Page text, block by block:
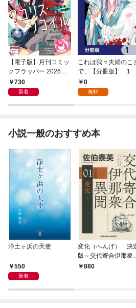
【電子版】月刊コミッ
クフラッパー 2026年9
月号730
新着
これは我々夫婦のこ
で、【分冊版】 1
0
無料
小説一般のおすすめ本
浄土ヶ浜の天使
550
新着
変化（へんげ） 決
版～交代寄合伊那衆
聞（1）～
880